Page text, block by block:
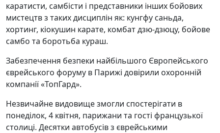
каратисти, самбісти і представники інших бойових
мистецтв з таких дисциплін як: кунгфу саньда,
хортинг, кіокушин карате, комбат дзю-дзюцу, бойове
самбо та боротьба кураш.
Забезпечення безпеки найбільшого Європейського
єврейського форуму в Парижі довірили охоронній
компанії «ТопГард».
Незвичайне видовище змогли спостерігати в
понеділок, 4 квітня, парижани та гості французької
столиці. Десятки автобусів з єврейськими